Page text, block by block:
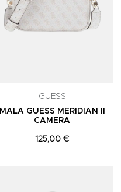
GUESS
MALA GUESS MERIDIAN II
CAMERA
125,00 €